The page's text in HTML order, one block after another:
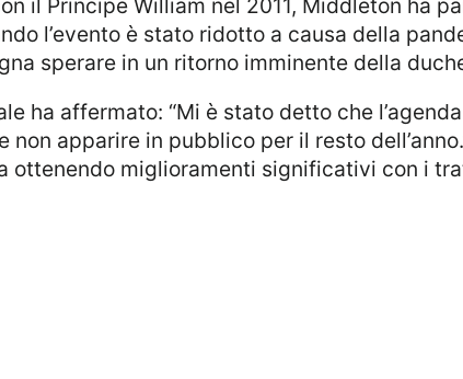
l’evento è stato ridotto a causa della
sperare in un ritorno imminente della
non apparire in pubblico per il resto
ottenendo miglioramenti significativi con i